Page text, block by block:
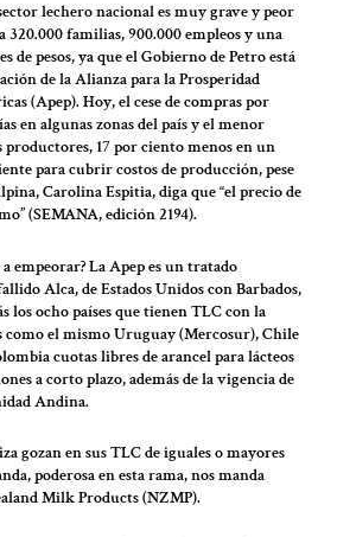
lechero nacional es muy grave y peor
familias, 900.000 empleos y una
de pesos, ya que el Gobierno de Petro está
de la Alianza para la Prosperidad
(Apep). Hoy, el cese de compras por
en algunas zonas del país y el menor
productores, 17 por ciento menos en un
para cubrir costos de producción, pese
Carolina Espitia, diga que “el precio de
(SEMANA, edición 2194).
empeorar? La Apep es un tratado
Alca, de Estados Unidos con Barbados,
los ocho países que tienen TLC con la
como el mismo Uruguay (Mercosur), Chile
cuotas libres de arancel para lácteos
a corto plazo, además de la vigencia de
Andina.
gozan en sus TLC de iguales o mayores
poderosa en esta rama, nos manda
Milk Products (NZMP).